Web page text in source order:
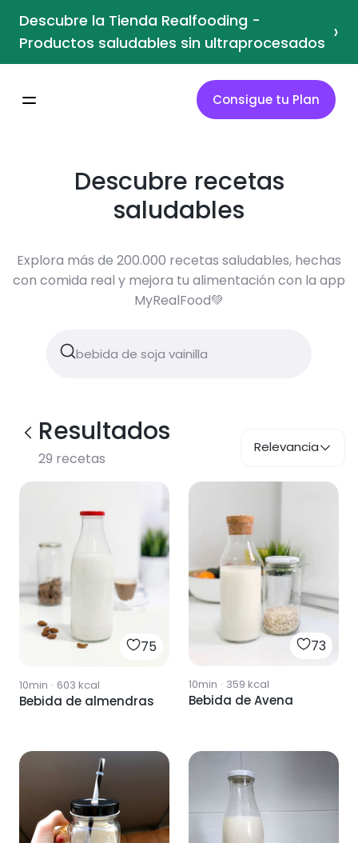
Descubre la Tienda Realfooding -
Productos saludables sin ultraprocesados ›
Consigue tu Plan
Descubre recetas
saludables
Explora más de 200.000 recetas saludables, hechas
con comida real y mejora tu alimentación con la app
MyRealFood💚
Resultados
29 recetas
Relevancia
75
10min · 603 kcal
Bebida de almendras
73
10min · 359 kcal
Bebida de Avena